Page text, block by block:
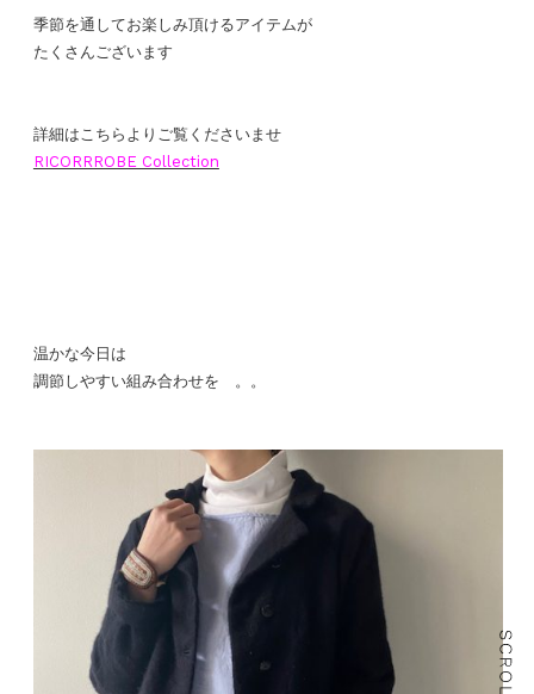
季節を通してお楽しみ頂けるアイテムが
たくさんございます
詳細はこちらよりご覧くださいませ
RICORRROBE Collection
温かな今日は
調節しやすい組み合わせを 。。